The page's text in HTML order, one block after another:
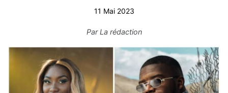
11 Mai 2023
ParLa rédaction